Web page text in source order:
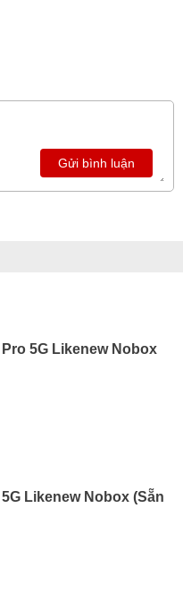
Gửi bình luận
5G Likenew Nobox
Likenew Nobox (Sẵn